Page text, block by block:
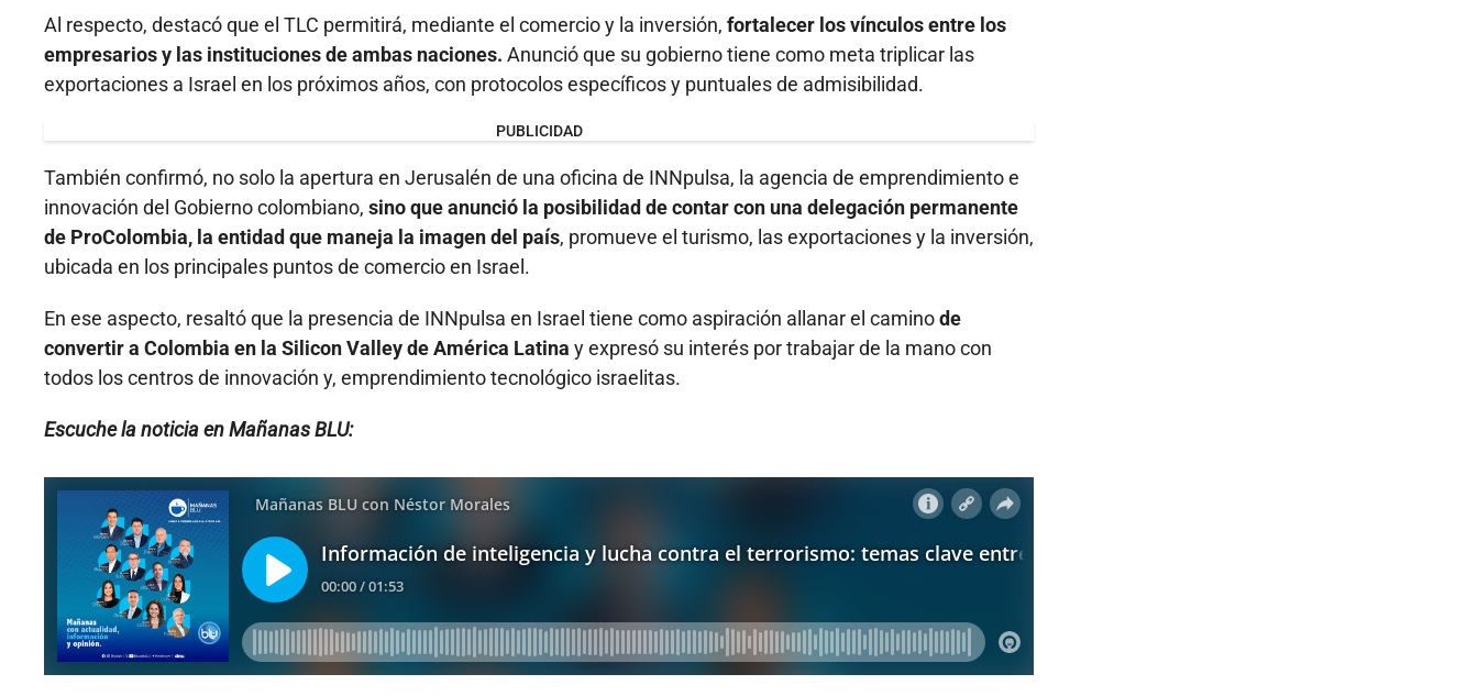
Al respecto, destacó que el TLC permitirá, mediante el comercio y la inversión, fortalecer los vínculos entre los
empresarios y las instituciones de ambas naciones. Anunció que su gobierno tiene como meta triplicar las
exportaciones a Israel en los próximos años, con protocolos específicos y puntuales de admisibilidad.
PUBLICIDAD
También confirmó, no solo la apertura en Jerusalén de una oficina de INNpulsa, la agencia de emprendimiento e
innovación del Gobierno colombiano, sino que anunció la posibilidad de contar con una delegación permanente
de ProColombia, la entidad que maneja la imagen del país, promueve el turismo, las exportaciones y la inversión,
ubicada en los principales puntos de comercio en Israel.
En ese aspecto, resaltó que la presencia de INNpulsa en Israel tiene como aspiración allanar el caminode
convertir a Colombia en la Silicon Valley de América Latina y expresó su interés por trabajar de la mano con
todos los centros de innovación y, emprendimiento tecnológico israelitas.
Escuche la noticia en Mañanas BLU: